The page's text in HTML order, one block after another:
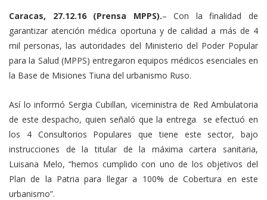
Caracas, 27.12.16 (Prensa MPPS).– Con la finalidad de
garantizar atención médica oportuna y de calidad a más de 4
mil personas, las autoridades del Ministerio del Poder Popular
para la Salud (MPPS) entregaron equipos médicos esenciales en
la Base de Misiones Tiuna del urbanismo Ruso.
Así lo informó Sergia Cubillan, viceministra de Red Ambulatoria
de este despacho, quien señaló que la entrega se efectuó en
los 4 Consultorios Populares que tiene este sector, bajo
instrucciones de la titular de la máxima cartera sanitaria,
Luisana Melo, “hemos cumplido con uno de los objetivos del
Plan de la Patria para llegar a 100% de Cobertura en este
urbanismo”.